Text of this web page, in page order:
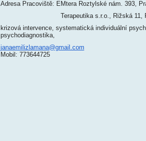
Adresa Pracoviště: EMtera Roztylské nám. 393,
Terapeutika s.r.o., Rižská 11,
krizová intervence, systematická individuální
psychodiagnostika,
janaemilizlamana@gmail.com
Mobil: 773644725